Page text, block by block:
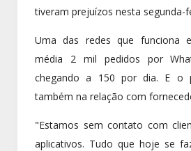
tiveram prejuízos nesta segunda-
Uma das redes que funciona
média 2 mil pedidos por
chegando a 150 por dia. E o
também na relação com
"Estamos sem contato com
aplicativos. Tudo que hoje se